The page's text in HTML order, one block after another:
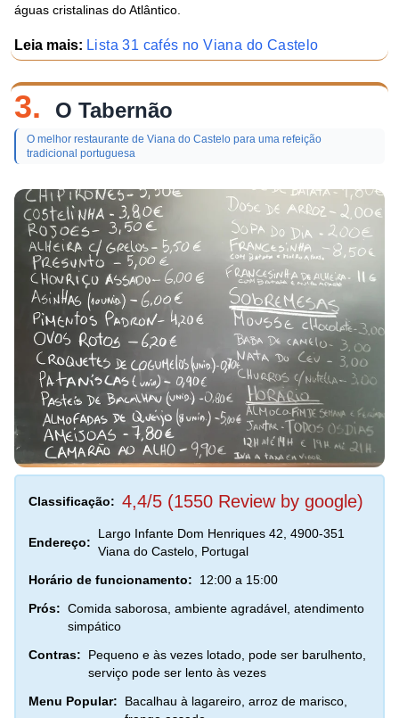
águas cristalinas do Atlântico.
Leia mais: Lista 31 cafés no Viana do Castelo
3. O Tabernão
O melhor restaurante de Viana do Castelo para uma refeição
tradicional portuguesa
Classificação: 4,4/5 (1550 Review by google)
Endereço:
Largo Infante Dom Henriques 42, 4900-351
Viana do Castelo, Portugal
Horário de funcionamento:
12:00 a 15:00
Prós: Comida saborosa, ambiente agradável, atendimento
simpático
Contras:
Pequeno e às vezes lotado, pode ser barulhento,
serviço pode ser lento às vezes
Menu Popular:
Bacalhau à lagareiro, arroz de marisco,